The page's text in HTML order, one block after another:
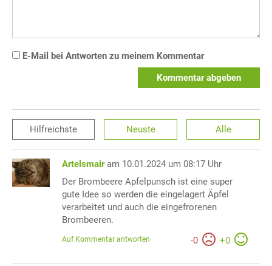
E-Mail bei Antworten zu meinem Kommentar
Kommentar abgeben
Hilfreichste Neuste Alle
Artelsmair am 10.01.2024 um 08:17 Uhr
Der Brombeere Apfelpunsch ist eine super
gute Idee so werden die eingelagert Äpfel
verarbeitet und auch die eingefrorenen
Brombeeren.
-0 +0
Auf Kommentar antworten